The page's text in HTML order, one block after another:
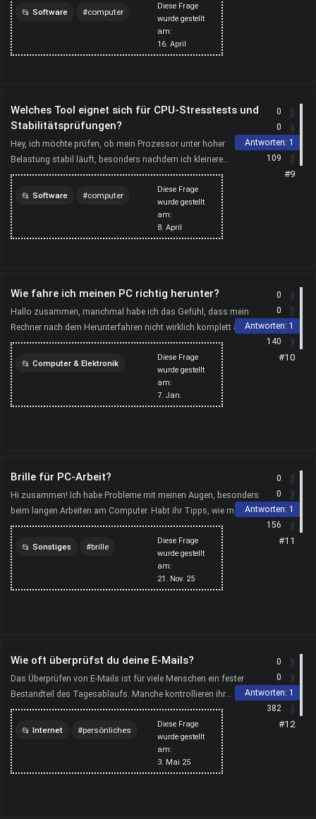
Temperaturanzei...
Diese Frage
wurde gestellt
am:
16. April
Software computer
Welches Tool eignet sich für CPU-Stresstests und
Stabilitätsprüfungen?
Hey, ich möchte prüfen, ob mein Prozessor unter hoher
Belastung stabil läuft, besonders nachdem ich kleinere
Änderungen an den Einstellungen vorgenommen habe. Dafür
suche...
Diese Frage
wurde gestellt
am:
8. April
Software computer
0
0
Antworten: 1
109
#9
Wie fahre ich meinen PC richtig herunter?
Hallo zusammen, manchmal habe ich das Gefühl, dass mein
Rechner nach dem Herunterfahren nicht wirklich komplett aus ist
oder der nächste Start dauert ewig. Ich nutze Wind...
Diese Frage
wurde gestellt
am:
7. Jan.
Computer & Elektronik
0
0
Antworten: 1
140
#10
Brille für PC-Arbeit?
Hi zusammen! Ich habe Probleme mit meinen Augen, besonders
beim langen Arbeiten am Computer. Habt ihr Tipps, wie man die
Augen entlasten kann oder spezielle Brillen, die ...
Diese Frage
wurde gestellt
am:
21. Nov. 25
Sonstiges brille
0
0
Antworten: 1
156
#11
Wie oft überprüfst du deine E-Mails?
Das Überprüfen von E-Mails ist für viele Menschen ein fester
Bestandteil des Tagesablaufs. Manche kontrollieren ihr
Postfach mehrmals täglich, um keine wichtigen Nachrich...
Diese Frage
wurde gestellt
am:
3. Mai 25
Internet persönliches
0
0
Antworten: 1
382
#12